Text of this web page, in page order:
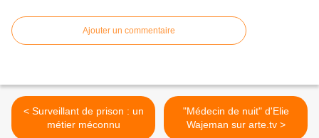
Ajouter un commentaire
< Surveillant de prison : un
métier méconnu
"Médecin de nuit" d'Elie
Wajeman sur arte.tv >